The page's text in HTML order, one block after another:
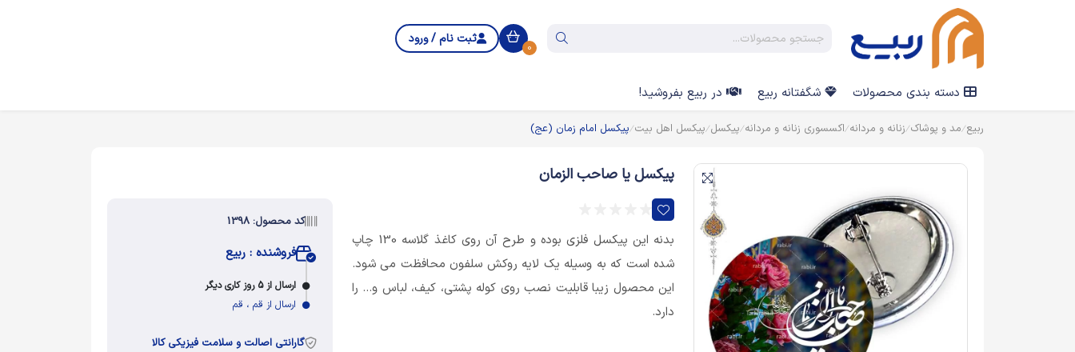
0
ثبت نام / ورود
دسته بندی محصولات شگفتانه ربیع در ربیع بفروشید!
ربیع مد و پوشاک زنانه و مردانه اکسسوری زنانه و مردانه پیکسل پیکسل اهل بیت پیکسل امام زمان (عج)
پیکسل یا صاحب الزمان
بدنه این پیکسل فلزی بوده و طرح آن روی کاغذ گلاسه 130 چاپ
شده است که به وسیله یک لایه روکش سلفون محافظت می شود.
این محصول زیبا قابلیت نصب روی کوله پشتی، کیف، لباس و... را
دارد.
کد محصول: 1398
فروشنده : ربیع
ارسال از 5 روز کاری دیگر
ارسال از قم ، قم
گارانتی اصالت و سلامت فیزیکی کالا